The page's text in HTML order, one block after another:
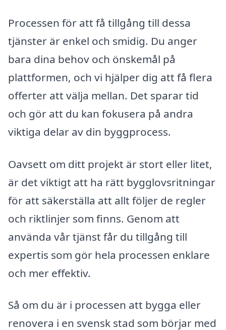
Processen för att få tillgång till dessa
tjänster är enkel och smidig. Du anger
bara dina behov och önskemål på
plattformen, och vi hjälper dig att få flera
offerter att välja mellan. Det sparar tid
och gör att du kan fokusera på andra
viktiga delar av din byggprocess.
Oavsett om ditt projekt är stort eller litet,
är det viktigt att ha rätt bygglovsritningar
för att säkerställa att allt följer de regler
och riktlinjer som finns. Genom att
använda vår tjänst får du tillgång till
expertis som gör hela processen enklare
och mer effektiv.
Så om du är i processen att bygga eller
renovera i en svensk stad som börjar med